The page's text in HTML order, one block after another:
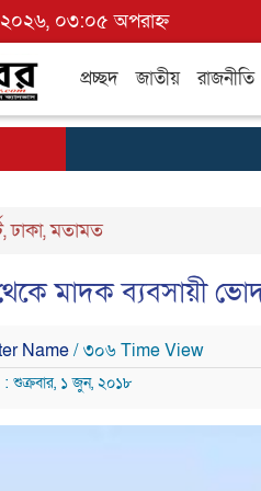
২০২৬, ০৩:০৫ অপরাহ্ন
প্রচ্ছদ জাতীয় রাজনীতি
,ঢাকা,মতামত
মাদক ব্যবসায়ী
Name/ ৩০৬ Time View
শুক্রবার, ১ জুন, ২০১৮